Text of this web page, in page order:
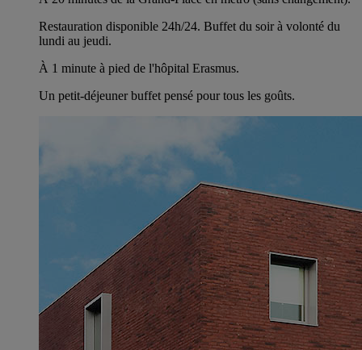
Restauration disponible 24h/24. Buffet du soir à volonté du
lundi au jeudi.
À 1 minute à pied de l'hôpital Erasmus.
Un petit-déjeuner buffet pensé pour tous les goûts.